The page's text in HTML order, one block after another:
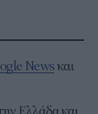
Newsκαι
Ελλάδα και